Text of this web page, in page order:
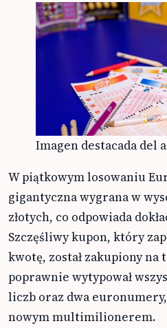
Imagen destacada
W piątkowym losowaniu
gigantyczna wygrana w
złotych, co odpowiada
Szczęśliwy kupon, który
kwotę, został zakupiony
poprawnie wytypował
liczb oraz dwa
nowym multimilionerem.